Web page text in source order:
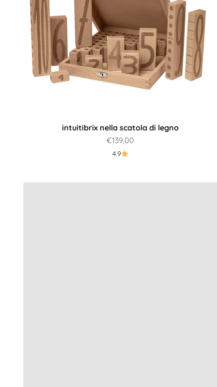
intuitibrix nella scatola di legno
Prezzo scontato
€139,00
4.9
Quale prodotto è più adatto a me?